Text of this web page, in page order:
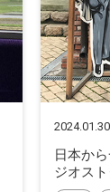
2024.01.30
日本か
ジオス